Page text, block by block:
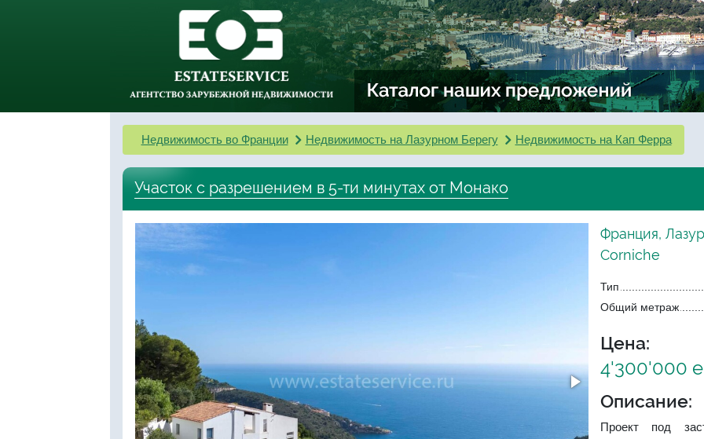
Недвижимость во Франции Недвижимость на Лазурном Берегу Недвижимость на Кап Ферра
Участок с разрешением в 5-ти минутах от Монако
Франция,
Corniche
Тип
Общий метраж
Цена:
4'300'000
Описание:
Проект под